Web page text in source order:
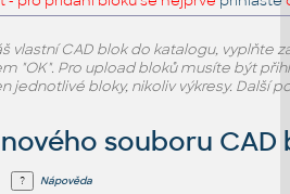
vlastní CAD blok do katalogu, vyplňte
"OK". Pro upload bloků musíte být
jednotlivé bloky, nikoliv výkresy. Další
souboru CAD
Nápověda